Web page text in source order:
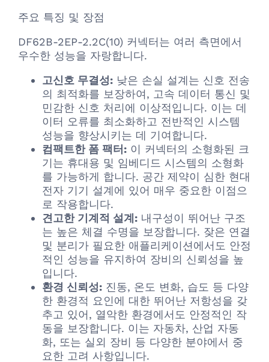
주요 특징 및 장점
DF62B-2EP-2.2C(10) 커넥터는 여러 측면에서
우수한 성능을 자랑합니다.
고신호 무결성: 낮은 손실 설계는 신호 전송
의 최적화를 보장하여, 고속 데이터 통신 및
민감한 신호 처리에 이상적입니다. 이는 데
이터 오류를 최소화하고 전반적인 시스템
성능을 향상시키는 데 기여합니다.
컴팩트한 폼 팩터: 이 커넥터의 소형화된 크
기는 휴대용 및 임베디드 시스템의 소형화
를 가능하게 합니다. 공간 제약이 심한 현대
전자 기기 설계에 있어 매우 중요한 이점으
로 작용합니다.
견고한 기계적 설계: 내구성이 뛰어난 구조
는 높은 체결 수명을 보장합니다. 잦은 연결
및 분리가 필요한 애플리케이션에서도 안정
적인 성능을 유지하여 장비의 신뢰성을 높
입니다.
환경 신뢰성: 진동, 온도 변화, 습도 등 다양
한 환경적 요인에 대한 뛰어난 저항성을 갖
추고 있어, 열악한 환경에서도 안정적인 작
동을 보장합니다. 이는 자동차, 산업 자동
화, 또는 실외 장비 등 다양한 분야에서 중
요한 고려 사항입니다.